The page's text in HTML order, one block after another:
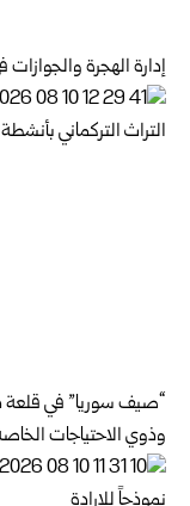
إدارة الهجرة
“صيف سوريا” في قلعة
وذوي الاحتياجات